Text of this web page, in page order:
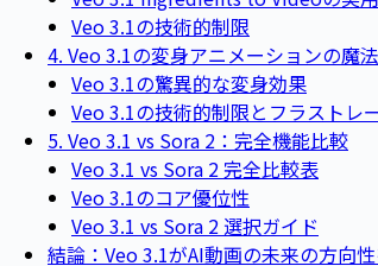
Veo 3.1の技術的制限
4. Veo 3.1の変身アニメーションの魔
Veo 3.1の驚異的な変身効果
Veo 3.1の技術的制限とフラストレ
5. Veo 3.1 vs Sora 2：完全機能比較
Veo 3.1 vs Sora 2 完全比較表
Veo 3.1のコア優位性
Veo 3.1 vs Sora 2 選択ガイド
結論：Veo 3.1がAI動画の未来の方向